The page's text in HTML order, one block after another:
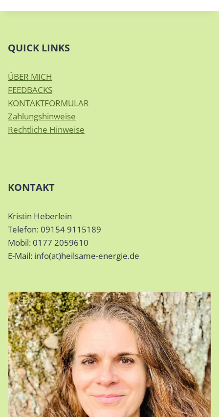
QUICK LINKS
ÜBER MICH
FEEDBACKS
KONTAKTFORMULAR
Zahlungshinweise
Rechtliche Hinweise
KONTAKT
Kristin Heberlein
Telefon: 09154 9115189
Mobil: 0177 2059610
E-Mail: info(at)heilsame-energie.de